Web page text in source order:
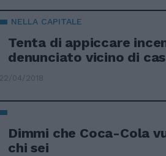
NELLA CAPITALE
Tenta di appiccare
denunciato vicino di
22/04/2018
Dimmi che Coca-Cola
chi sei